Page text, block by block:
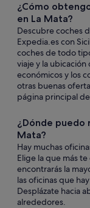
¿Cómo
en La Mata?
Descubre coches
Expedia.es con
coches de todo
viaje y la
económicos y los
otras buenas
página principal
¿Dónde puedo
Mata?
Hay muchas
Elige la que más
encontrarás la
las oficinas que
Desplázate hacia
alrededores.